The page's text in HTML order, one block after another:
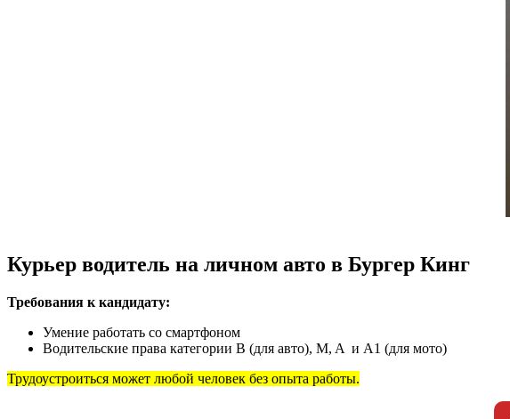
Курьер водитель на личном авто в Бургер Кинг
Требования к кандидату:
Умение работать со смартфоном
Водительские права категории B (для авто), M, A и А1 (для мото)
Трудоустроиться может любой человек без опыта работы.